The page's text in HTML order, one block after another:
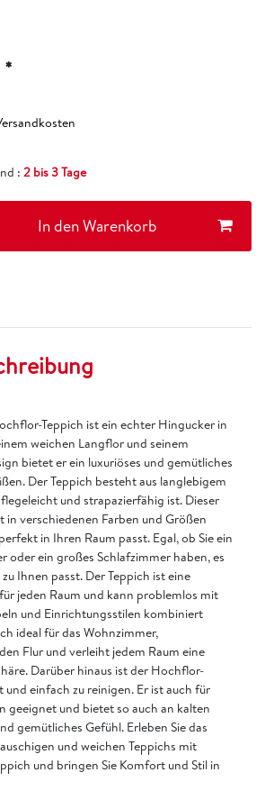
*
: 2 bis 3 Tage
In den Warenkorb
Teppich ist ein echter Hingucker in
weichen Langflor und seinem
bietet er ein luxuriöses und gemütliches
Der Teppich besteht aus langlebigem
und strapazierfähig ist. Dieser
in verschiedenen Farben und Größen
in Ihren Raum passt. Egal, ob Sie ein
oder ein großes Schlafzimmer haben, es
Ihnen passt. Der Teppich ist eine
jeden Raum und kann problemlos mit
und Einrichtungsstilen kombiniert
ideal für das Wohnzimmer,
Flur und verleiht jedem Raum eine
Darüber hinaus ist der Hochflor-
einfach zu reinigen. Er ist auch für
geeignet und bietet so auch an kalten
gemütliches Gefühl. Erleben Sie das
und weichen Teppichs mit
und bringen Sie Komfort und Stil in